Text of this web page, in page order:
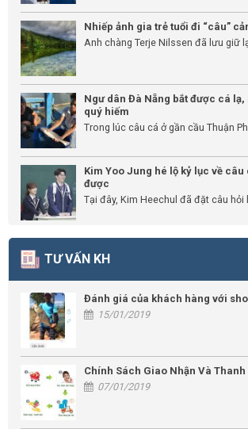
Nhiếp ảnh gia trẻ tuổi đi “câu”
Anh chàng Terje Nilssen đã lưu giữ
Ngư dân Đà Nẵng bắt được cá
quý hiếm
Trong lúc câu cá ở gần cầu Thuận
Kim Yoo Jung hé lộ kỷ lục về
được
Tại đây, Kim Heechul đã đặt câu hỏi
TƯ VẤN KH
Đánh giá của khách hàng với
15/01/2019
Chính Sách Giao Nhận Và Thanh
07/01/2019